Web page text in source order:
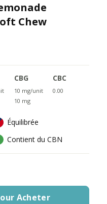
Chew
CBG
10 mg/unit
10 mg
CBC
0.00
Équilibrée
Contient du CBN
Acheter